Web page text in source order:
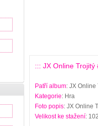
::: JX Online Trojitý
Patří album: JX Online
Kategorie: Hra
Foto popis: JX Online
Velikost ke stažení: